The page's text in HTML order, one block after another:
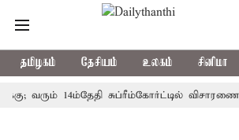
தமிழகம் தேசியம் உலகம் சினிமா
வரும் 14ம்தேதி சுப்ரீம்கோர்ட்டில் விசாரணை